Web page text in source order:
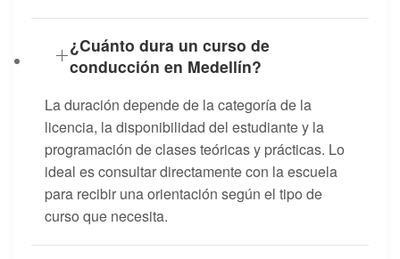
¿Cuánto dura un curso de
conducción en Medellín?
La duración depende de la categoría de la
licencia, la disponibilidad del estudiante y la
programación de clases teóricas y prácticas. Lo
ideal es consultar directamente con la escuela
para recibir una orientación según el tipo de
curso que necesita.